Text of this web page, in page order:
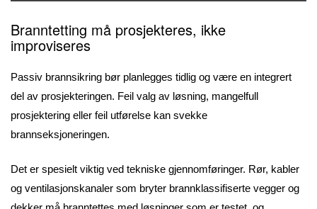
Branntetting må prosjekteres, ikke
improviseres
Passiv brannsikring bør planlegges tidlig og være en integrert
del av prosjekteringen. Feil valg av løsning, mangelfull
prosjektering eller feil utførelse kan svekke
brannseksjoneringen.
Det er spesielt viktig ved tekniske gjennomføringer. Rør, kabler
og ventilasjonskanaler som bryter brannklassifiserte vegger og